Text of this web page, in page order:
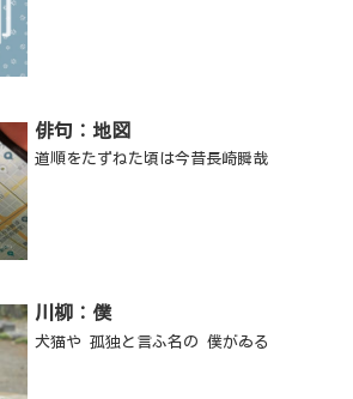
俳句：地図
道順をたずねた頃は今昔長崎瞬哉
川柳：僕
犬猫や 孤独と言ふ名の 僕がゐる